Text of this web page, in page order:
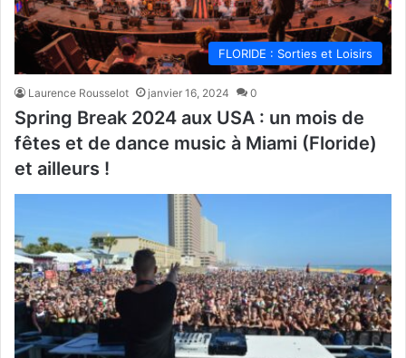
FLORIDE : Sorties et Loisirs
Laurence Rousselot janvier 16, 2024 0
Spring Break 2024 aux USA : un mois de
fêtes et de dance music à Miami (Floride)
et ailleurs !